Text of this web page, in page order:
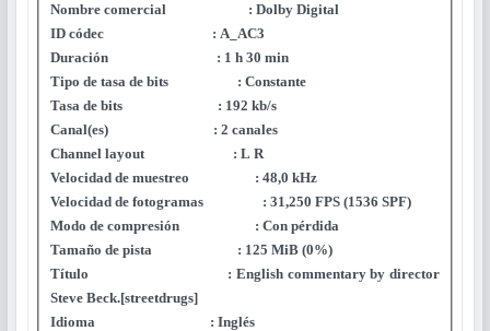
Nombre comercial : Dolby Digital
ID códec : A_AC3
Duración : 1 h 30 min
Tipo de tasa de bits : Constante
Tasa de bits : 192 kb/s
Canal(es) : 2 canales
Channel layout : L R
Velocidad de muestreo : 48,0 kHz
Velocidad de fotogramas : 31,250 FPS (1536 SPF)
Modo de compresión : Con pérdida
Tamaño de pista : 125 MiB (0%)
Título : English commentary by director
Steve Beck.[streetdrugs]
Idioma : Inglés